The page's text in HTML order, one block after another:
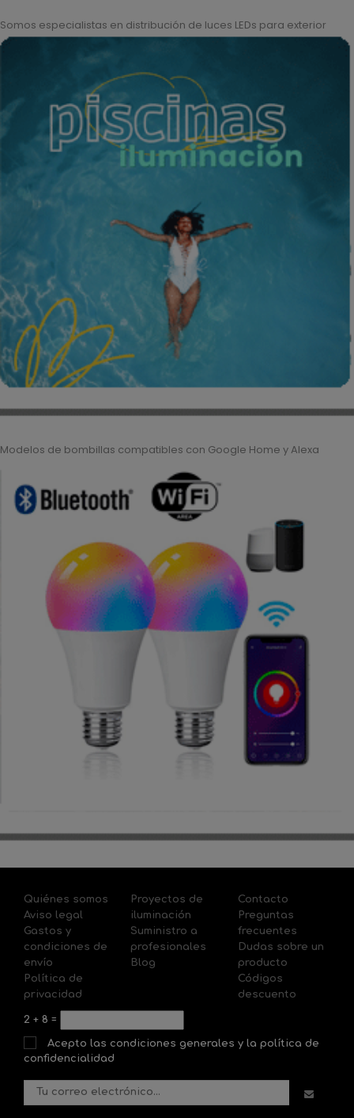
Somos especialistas en distribución de luces LEDs para exterior
Modelos de bombillas compatibles con Google Home y Alexa
Quiénes somos
Aviso legal
Gastos y
condiciones de
envío
Política de
privacidad
Proyectos de
iluminación
Suministro a
profesionales
Blog
Contacto
Preguntas
frecuentes
Dudas sobre un
producto
Códigos
descuento
2 + 8 =
Acepto las condiciones generales y la política de
confidencialidad